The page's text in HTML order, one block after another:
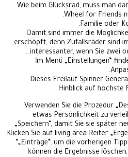
Wie beim Glücksrad, muss man
Wheel for Friends
Familie oder
Damit sind immer die
erschöpft, denn Zufallsräder sind
interessanter, wenn Sie zwei
Im Menü „Einstellungen“
Dieses Freilauf-Spinner-
Hinblick auf höchste
Verwenden Sie die Prozedur
etwas Persönlichkeit zu
„Speichern“, damit Sie sie später
Klicken Sie auf living area Reiter
“„Einträge“, um die vorherigen
können die Ergebnisse